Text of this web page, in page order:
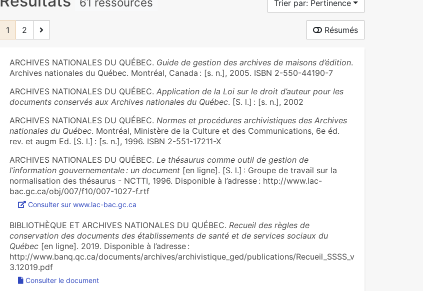
Trier par: Pertinence
1 2 Résumés
ARCHIVES NATIONALES DU QUÉBEC. Guide de gestion des archives de maisons d’édition.
Archives nationales du Québec. Montréal, Canada : [s. n.], 2005. ISBN 2-550-44190-7
ARCHIVES NATIONALES DU QUÉBEC. Application de la Loi sur le droit d’auteur pour les
documents conservés aux Archives nationales du Québec. [S. l.] : [s. n.], 2002
ARCHIVES NATIONALES DU QUÉBEC. Normes et procédures archivistiques des Archives
nationales du Québec. Montréal, Ministère de la Culture et des Communications, 6e éd.
rev. et augm Ed. [S. l.] : [s. n.], 1996. ISBN 2-551-17211-X
ARCHIVES NATIONALES DU QUÉBEC. Le thésaurus comme outil de gestion de
l’information gouvernementale : un document[en ligne]. [S. l.] : Groupe de travail sur la
normalisation des thésaurus - NCTTI, 1996. Disponible à l’adresse : http://www.lac-
bac.gc.ca/obj/007/f10/007-1027-f.rtf
Consulter sur www.lac-bac.gc.ca
BIBLIOTHÈQUE ET ARCHIVES NATIONALES DU QUÉBEC. Recueil des règles de
conservation des documents des établissements de santé et de services sociaux du
Québec[en ligne]. 2019. Disponible à l’adresse :
http://www.banq.qc.ca/documents/archives/archivistique_ged/publications/Recueil_SSSS_v
3.12019.pdf
Consulter le document